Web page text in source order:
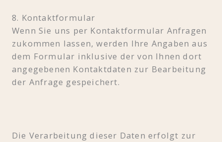
8. Kontaktformular
Wenn Sie uns per Kontaktformular Anfragen
zukommen lassen, werden Ihre Angaben aus
dem Formular inklusive der von Ihnen dort
angegebenen Kontaktdaten zur Bearbeitung
der Anfrage gespeichert.
Die Verarbeitung dieser Daten erfolgt zur